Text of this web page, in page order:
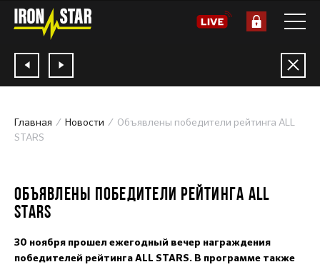
Главная Новости
Объявлены победители рейтинга ALL
STARS
ОБЪЯВЛЕНЫ ПОБЕДИТЕЛИ РЕЙТИНГА ALL
STARS
30 ноября прошел ежегодный вечер награждения
победителей рейтинга ALL STARS. В программе также